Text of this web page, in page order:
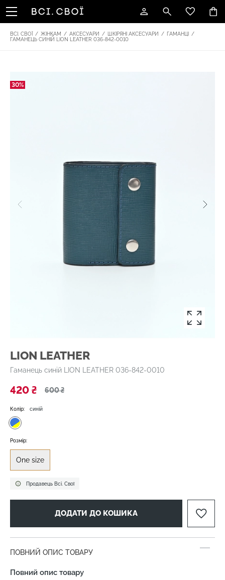
ВСІ. СВОЇ / ЖІНКАМ / АКСЕСУАРИ / ШКІРЯНІ АКСЕСУАРИ / ГАМАНЦІ
/
ГАМАНЕЦЬ СИНІЙ LION LEATHER 036-842-0010
30%
LION LEATHER
Гаманець синій LION LEATHER 036-842-0010
420 ₴ 600 ₴
Продавець Всі. Свої
Колір: синій
Розмір:
One size
ДОДАТИ ДО КОШИКА
ПОВНИЙ ОПИС ТОВАРУ
Повний опис товару